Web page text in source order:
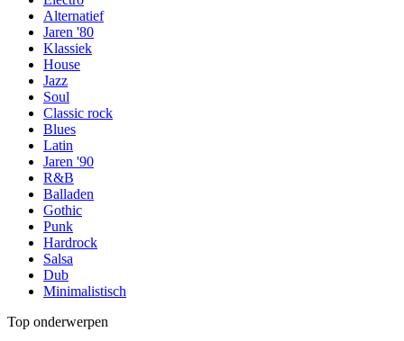
Alternatief
Jaren '80
Klassiek
House
Jazz
Soul
Classic rock
Blues
Latin
Jaren '90
R&B
Balladen
Gothic
Punk
Hardrock
Salsa
Dub
Minimalistisch
Top onderwerpen